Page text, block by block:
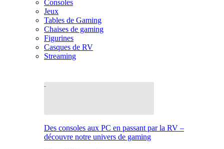
Consoles
Jeux
Tables de Gaming
Chaises de gaming
Figurines
Casques de RV
Streaming
Des consoles aux PC en passant par la RV –
découvre notre univers de gaming